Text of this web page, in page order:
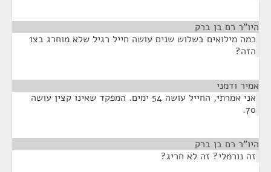
היו"ר רם בן ברק
כמה מילואים בשלוש שנים עושה חייל רגיל שלא מוחרג בצו
הזה?
אמיר ודמני
אני אמרתי, החייל עושה 54 ימים. המפקד שאינו קצין עושה
70.
היו"ר רם בן ברק
זה נורמלי? זה לא חריג?